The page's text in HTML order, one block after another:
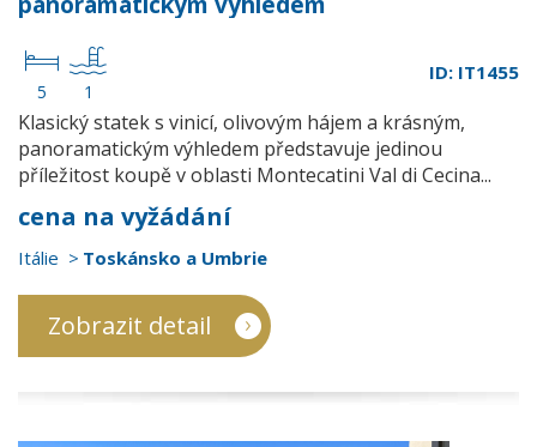
5 1
ID: IT1455
Klasický statek s vinicí, olivovým hájem a krásným,
panoramatickým výhledem představuje jedinou
příležitost koupě v oblasti Montecatini Val di Cecina...
cena na vyžádání
Itálie Toskánsko a Umbrie
Zobrazit detail